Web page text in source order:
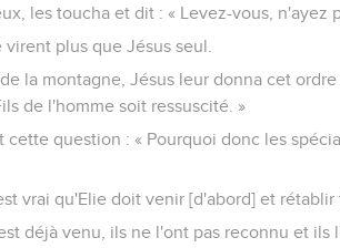
les toucha et dit : « Levez-vous, n'ayez
plus que Jésus seul.
la montagne, Jésus leur donna cet
de l'homme soit ressuscité. »
cette question : « Pourquoi donc les
vrai qu'Elie doit venir [d'abord] et rétablir
déjà venu, ils ne l'ont pas reconnu et